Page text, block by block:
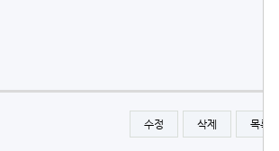
수정 삭제 목록